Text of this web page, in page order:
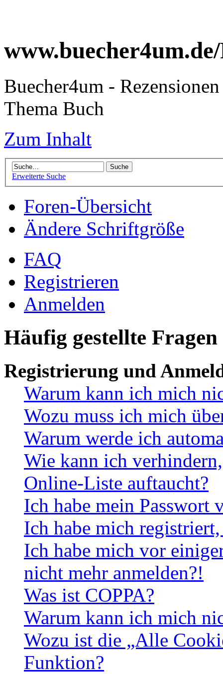
Buecher4um -
Thema Buch
Zum Inhalt
Erweiterte Suche
Foren-Übersicht
Ändere Schriftgröße
FAQ
Registrieren
Anmelden
Häufig gestellte Fragen
Registrierung und
Warum kann ich mich
Wozu muss ich mich
Warum werde ich
Wie kann ich
Online-Liste auftaucht?
Ich habe mein Passwort
Ich habe mich
Ich habe mich vor
nicht mehr anmelden?!
Was ist COPPA?
Warum kann ich mich
Wozu ist die „Alle
Funktion?